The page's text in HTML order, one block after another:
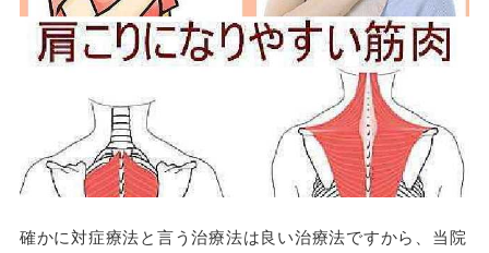
確かに対症療法と言う治療法は良い治療法ですから、当院